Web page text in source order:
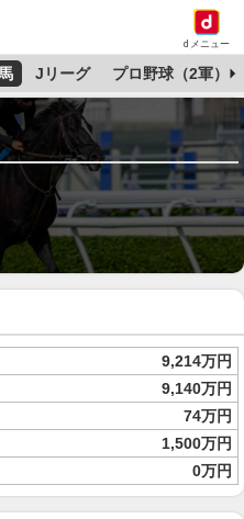
dメニュー
Jリーグ プロ野球（2軍）
9,214万円
9,140万円
74万円
1,500万円
0万円